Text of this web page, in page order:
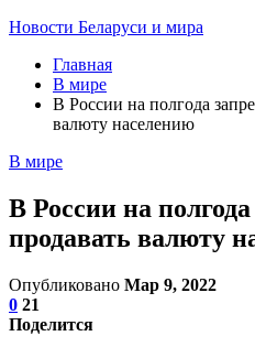
Новости Беларуси и мира
Главная
В мире
В России на полгода
валюту населению
В мире
В России на
продавать валюту
Опубликовано Мар 9, 2022
0 21
Поделится